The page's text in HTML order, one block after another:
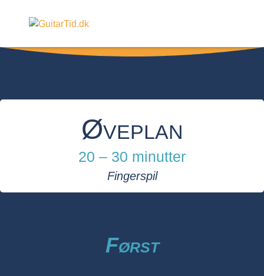
Øveplan
20 – 30 minutter
Fingerspil
Først